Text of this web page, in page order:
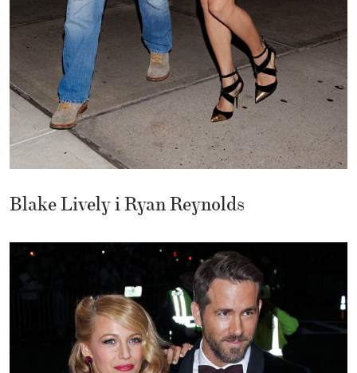
Blake Lively i Ryan Reynolds